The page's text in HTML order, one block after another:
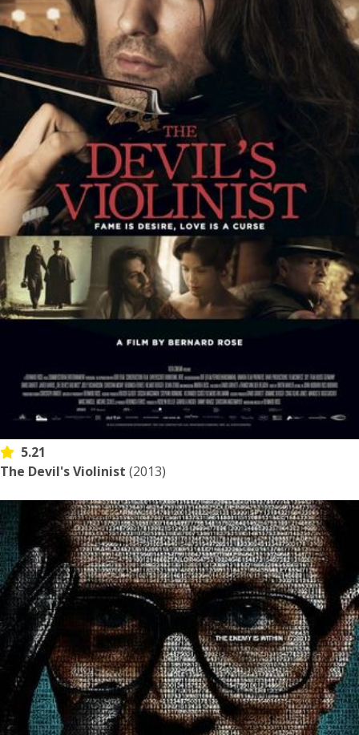
5.21
The Devil's Violinist (2013)